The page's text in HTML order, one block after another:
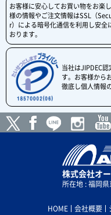
お客様に安心してお買い物をお楽
様の情報やご注文情報はSSL（
r）による暗号化通信を利用し安全
おります。
当社はJIPDEC
す。お客様から
徹底し個人情報
株式会社オ
所在地 : 福岡
HOME 会社概要